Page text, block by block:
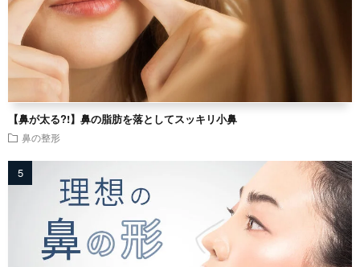
【鼻が太る?!】鼻の脂肪を落としてスッキリ小鼻
鼻の整形